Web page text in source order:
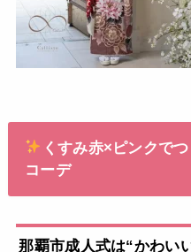
くすみ赤×ピンクで
コーデ
那覇市成人式は“かわい